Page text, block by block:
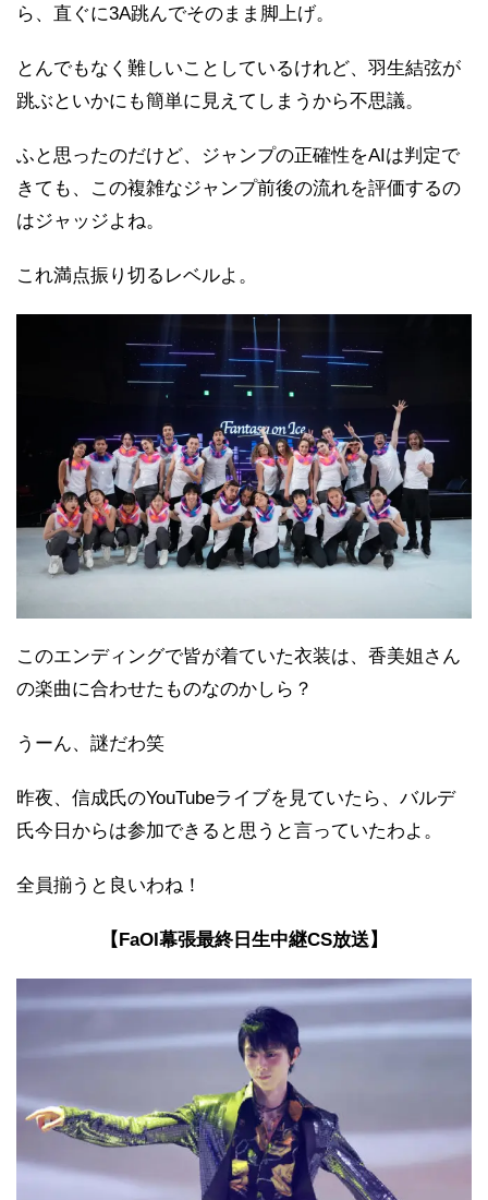
ら、直ぐに3A跳んでそのまま脚上げ。
とんでもなく難しいことしているけれど、羽生結弦が
跳ぶといかにも簡単に見えてしまうから不思議。
ふと思ったのだけど、ジャンプの正確性をAIは判定で
きても、この複雑なジャンプ前後の流れを評価するの
はジャッジよね。
これ満点振り切るレベルよ。
このエンディングで皆が着ていた衣装は、香美姐さん
の楽曲に合わせたものなのかしら？
うーん、謎だわ笑
昨夜、信成氏のYouTubeライブを見ていたら、バルデ
氏今日からは参加できると思うと言っていたわよ。
全員揃うと良いわね！
【FaOI幕張最終日生中継CS放送】